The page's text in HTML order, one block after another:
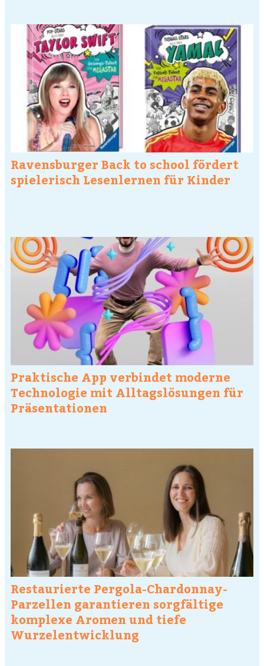
Ravensburger Back to school fördert
spielerisch Lesenlernen für Kinder
Praktische App verbindet moderne
Technologie mit Alltagslösungen für
Präsentationen
Restaurierte Pergola-Chardonnay-
Parzellen garantieren sorgfältige
komplexe Aromen und tiefe
Wurzelentwicklung